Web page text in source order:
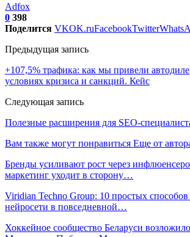
Adfox
0 398
Поделится VKOK.ruFacebookTwitter
Предыдущая запись
+107,5% трафика: как мы привели
условиях кризиса и санкций. Кейс
Следующая запись
Полезные расширения для SEO-
Вам также могут понравиться Еще от
Бренды усиливают рост через
маркетинг уходит в сторону…
Viridian Techno Group: 10 простых способов
нейросети в повседневной…
Хоккейное сообщество Беларуси